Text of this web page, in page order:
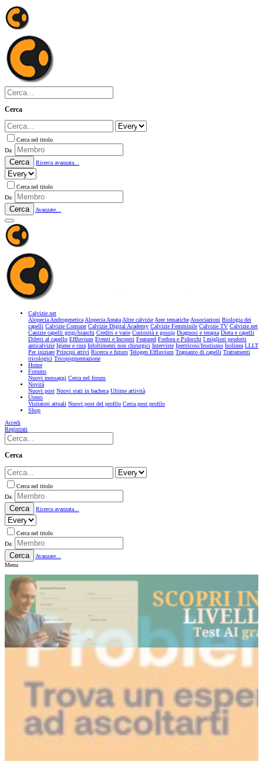
Cerca
Cerca nel titolo
Da:
Cerca Ricerca avanzata...
Cerca nel titolo
Da:
Cerca Avanzate...
Calvizie.net
Alopecia AndrogeneticaAlopecia AreataAltre calvizieAree tematicheAssociazioni Biologia dei
capelli Calvizie Comune Calvizie Digital Academy Calvizie Femminile Calvizie TV Calvizie.net
Canizie capelli grigi/bianchi Credits e varie Curiosità e gossip Diagnosi e terapia Dieta e capelli
Difetti al capello Effluvium Eventi e Incontri Featured Forfora e Pidocchi I migliori prodotti
anticalvizie Igiene e cura Infoltimenti non chirurgici Interviste Ipertricosi/Irsutismo Isolinea LLLT
Per iniziare Principi attivi Ricerca e futuro Telogen Effluvium Trapianto di capelli Trattamenti
tricologici Tricopigmentazione
Home
Forums
Nuovi messaggi Cerca nel forum
Novità
Nuovi post Nuovi stati in bacheca Ultime attività
Utenti
Visitatori attuali Nuovi post del profilo Cerca post profilo
Shop
Accedi
Registrati
Cerca
Cerca nel titolo
Da:
Cerca Ricerca avanzata...
Cerca nel titolo
Da:
Cerca
Avanzate...
Menu